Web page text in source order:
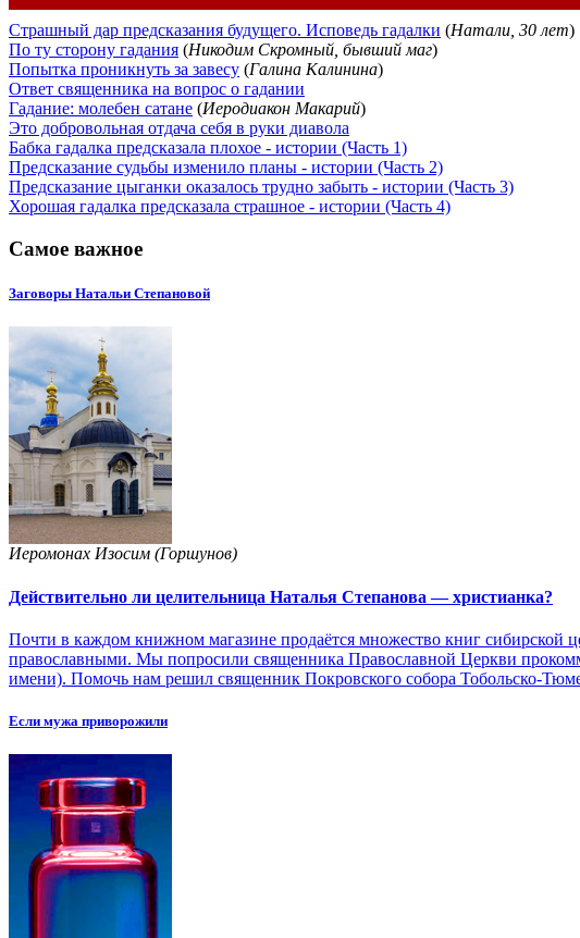
Страшный дар предсказания будущего. Исповедь гадалки (Натали, 30 лет)
По ту сторону гадания (Никодим Скромный, бывший маг)
Попытка проникнуть за завесу (Галина Калинина)
Ответ священника на вопрос о гадании
Гадание: молебен сатане (Иеродиакон Макарий)
Это добровольная отдача себя в руки диавола
Бабка гадалка предсказала плохое - истории (Часть 1)
Предсказание судьбы изменило планы - истории (Часть 2)
Предсказание цыганки оказалось трудно забыть - истории (Часть 3)
Хорошая гадалка предсказала страшное - истории (Часть 4)
Самое важное
Заговоры Натальи Степановой
Иеромонах Изосим (Горшунов)
Действительно ли целительница Наталья Степанова — христианка?
Почти в каждом книжном магазине продаётся множество книг сибирской
православными. Мы попросили священника Православной Церкви
имени). Помочь нам решил священник Покровского собора Тобольско-
Если мужа приворожили